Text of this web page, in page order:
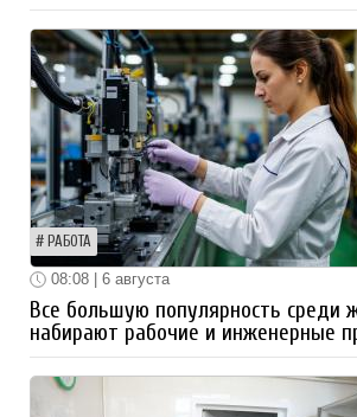
РАБОТА
08:08 | 6 августа
Все большую популярность среди
набирают рабочие и инженерные